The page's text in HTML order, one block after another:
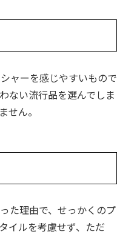
ャーを感じやすいもので
ない流行品を選んでしま
せん。
た理由で、せっかくのプ
イルを考慮せず、ただ